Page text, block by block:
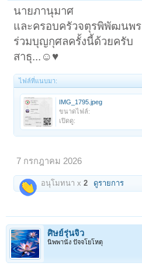
นายภานุมาศ
และครอบครัวจตุรพิพัฒนพร
ร่วมบุญกุศลครั้งนี้ด้วยครับ
สาธุ...☺️♥️
ไฟล์ที่แนบมา:
IMG_1795.jpeg
ขนาดไฟล์:
เปิดดู:
7 กรกฎาคม 2026
อนุโมทนา x2 ดูรายการ
ศิษย์รุ่นจิ๋ว
นิพพานัง ปัจจโยโหตุ